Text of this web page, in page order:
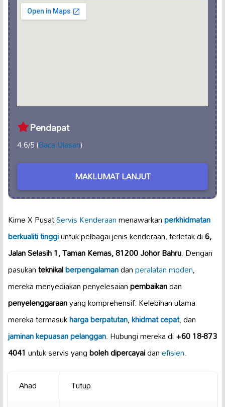
Pendapat
4.6/5 (Baca Ulasan)
MAKLUMAT LANJUT
Kime X PusatServis Kenderaanmenawarkanperkhidmatan
berkualiti tinggiuntuk pelbagai jenis kenderaan, terletak di6,
Jalan Selasih 1, Taman Kemas, 81200 Johor Bahru. Dengan
pasukanteknikalberpengalamandanperalatan moden,
mereka menyediakan penyelesaianpembaikandan
penyelenggaraanyang komprehensif. Kelebihan utama
mereka termasukharga berpatutan,khidmat cepat, dan
jaminan kepuasan pelanggan. Hubungi mereka di+60 18-873
4041 untuk servis yangboleh dipercayaidanefisien.
Ahad
Tutup